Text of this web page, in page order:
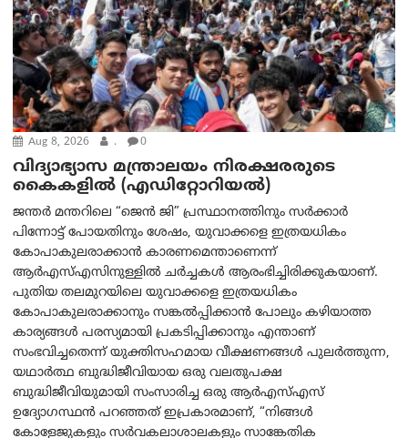
Aug 8, 2026 . 0
വിദ്യാഭ്യാസ മന്ത്രാലയം നിരക്ഷരരുടെ
കൈകളിൽ (എഡിറ്റോറിയല്‍)
ജന്തർ മന്തറിലെ “ജെൻ ജി” പ്രസ്ഥാനത്തിനും സർക്കാർ
പിന്നോട്ട് പോയതിനും ശേഷം, യുവാക്കളെ ഇത്രയധികം
കോപാകുലരാക്കാൻ കാരണമെന്താണെന്ന്
ആർ‌എസ്‌എസിനുള്ളിൽ ചർച്ചകൾ ആരംഭിച്ചിരിക്കുകയാണ്.
പുതിയ തലമുറയിലെ യുവാക്കളെ ഇത്രയധികം
കോപാകുലരാക്കാനും സങ്കൽപ്പിക്കാൻ പോലും കഴിയാത്ത
കാര്യങ്ങൾ പരസ്യമായി പ്രകടിപ്പിക്കാനും എന്താണ്
സംഭവിച്ചതെന്ന് യുക്തിസഹമായ വീക്ഷണങ്ങൾ പുലർത്തുന്ന,
യഥാർത്ഥ ബുദ്ധിജീവിയായ ഒരു വലതുപക്ഷ
ബുദ്ധിജീവിയുമായി സംസാരിച്ച ഒരു ആർ‌എസ്‌എസ്
ഉദ്യോഗസ്ഥൻ പറഞ്ഞത് ഇപ്രകാരമാണ്, “നിങ്ങൾ
കോളേജുകളും സർവകലാശാലകളും സാങ്കേതിക